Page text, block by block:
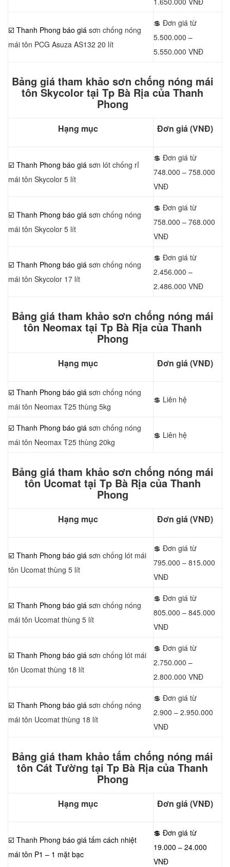
☑️ Thanh Phong báo giá sơn chống nóng
mái tôn PCG Asuza AS132 20 lít
💲 Đơn giá từ
5.500.000 –
5.550.000 VNĐ
Bảng giá tham khảo sơn chống nóng mái
tôn Skycolor tại Tp Bà Rịa của Thanh
Phong
Hạng mục Đơn giá (VNĐ)
☑️ Thanh Phong báo giá sơn lót chống rỉ
mái tôn Skycolor 5 lít
💲 Đơn giá từ
748.000 – 758.000
VNĐ
☑️ Thanh Phong báo giá sơn chống nóng
mái tôn Skycolor 5 lít
💲 Đơn giá từ
758.000 – 768.000
VNĐ
☑️ Thanh Phong báo giá sơn chống nóng
mái tôn Skycolor 17 lít
💲 Đơn giá từ
2.456.000 –
2.486.000 VNĐ
Bảng giá tham khảo sơn chống nóng mái
tôn Neomax tại Tp Bà Rịa của Thanh
Phong
Hạng mục Đơn giá (VNĐ)
☑️ Thanh Phong báo giá sơn chống nóng
mái tôn Neomax T25 thùng 5kg
💲 Liên hệ
☑️ Thanh Phong báo giá sơn chống nóng
mái tôn Neomax T25 thùng 20kg
💲 Liên hệ
Bảng giá tham khảo sơn chống nóng mái
tôn Ucomat tại Tp Bà Rịa của Thanh
Phong
Hạng mục Đơn giá (VNĐ)
☑️ Thanh Phong báo giá sơn chống lót mái
tôn Ucomat thùng 5 lít
💲 Đơn giá từ
795.000 – 815.000
VNĐ
☑️ Thanh Phong báo giá sơn chống nóng
mái tôn Ucomat thùng 5 lít
💲 Đơn giá từ
805.000 – 845.000
VNĐ
☑️ Thanh Phong báo giá sơn chống lót mái
tôn Ucomat thùng 18 lít
💲 Đơn giá từ
2.750.000 –
2.800.000 VNĐ
☑️ Thanh Phong báo giá sơn chống nóng
mái tôn Ucomat thùng 18 lít
💲 Đơn giá từ
2.900 – 2.950.000
VNĐ
Bảng giá tham khảo tấm chống nóng mái
tôn Cát Tường tại Tp Bà Rịa của Thanh
Phong
Hạng mục Đơn giá (VNĐ)
☑️ Thanh Phong báo giá tấm cách nhiệt
mái tôn P1 – 1 mặt bạc
💲 Đơn giá từ
19.000 – 24.000
VNĐ